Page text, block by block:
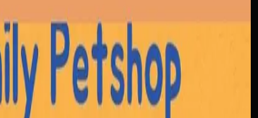
produk dan layanan tercatat
dan jadwal klinik masih rawan
yang menyatukan pemesanan,
operasional menjadi berat di sisi